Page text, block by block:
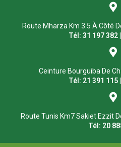
Route Mharza Km 3.5 À Côté
Tél: 31 197 382
Ceinture Bourguiba De
Tél: 21 391 115
Route Tunis Km7 Sakiet Ezzit
Tél: 20